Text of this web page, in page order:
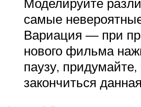
самые
Вариация — при
нового фильма
паузу,
закончиться